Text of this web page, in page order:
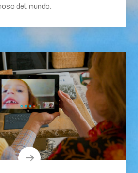
del mundo.